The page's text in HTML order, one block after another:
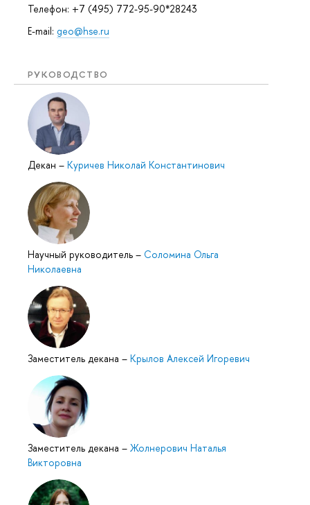
Телефон: +7 (495) 772-95-90*28243
E-mail: geo@hse.ru
РУКОВОДСТВО
Декан – Куричев Николай Константинович
Научный руководитель – Соломина Ольга
Николаевна
Заместитель декана – Крылов Алексей Игоревич
Заместитель декана – Жолнерович Наталья
Викторовна